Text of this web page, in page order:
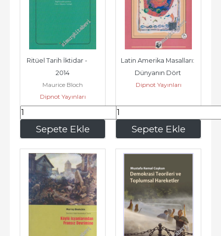
Sepete Ekle
Ritüel Tarih İktidar -
2014
Maurice Bloch
Dipnot Yayınları
285,00 Sepete Ekle
Latin Amerika Masalları:
Dünyanın Dört
Bucağından Masallar 5 -
Dipnot Yayınları
142,50